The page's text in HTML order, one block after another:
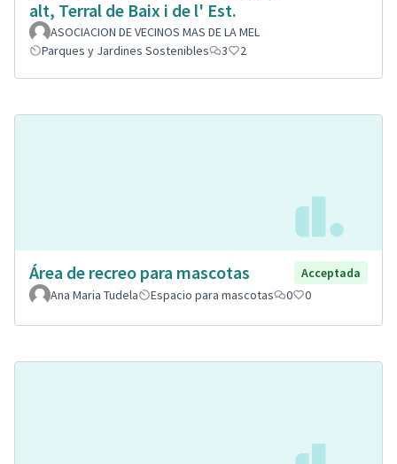
alt, Terral de Baix i de l' Est.
ASOCIACION DE VECINOS MAS DE LA MEL
Parques y Jardines Sostenibles
3 2
Área de recreo para mascotas
Acceptada
Ana Maria Tudela
Espacio para mascotas 0 0